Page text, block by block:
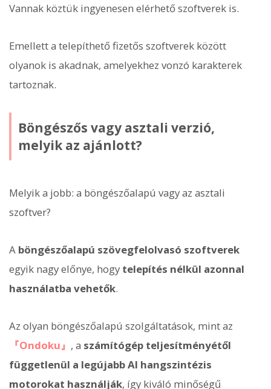
Vannak köztük ingyenesen elérhető szoftverek is.
Emellett a telepíthető fizetős szoftverek között
olyanok is akadnak, amelyekhez vonzó karakterek
tartoznak.
Böngészős vagy asztali verzió,
melyik az ajánlott?
Melyik a jobb: a böngészőalapú vagy az asztali
szoftver?
A böngészőalapú szövegfelolvasó szoftverek
egyik nagy előnye, hogy telepítés nélkül azonnal
használatba vehetők.
Az olyan böngészőalapú szolgáltatások, mint az
『Ondoku』 , a számítógép teljesítményétől
függetlenül a legújabb AI hangszintézis
motorokat használják, így kiváló minőségű